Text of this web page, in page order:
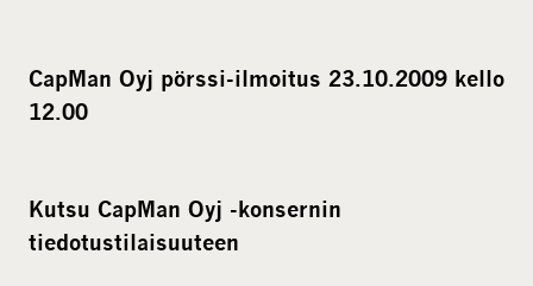
m
a
CapMan Oyj pörssi-ilmoitus 23.10.2009 kello
12.00
Kutsu CapMan Oyj -konsernin
tiedotustilaisuuteen